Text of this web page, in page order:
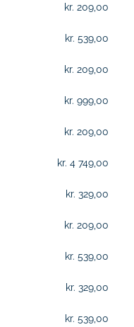
kr. 209,00
kr. 539,00
kr. 209,00
kr. 999,00
kr. 209,00
kr. 4 749,00
kr. 329,00
kr. 209,00
kr. 539,00
kr. 329,00
kr. 539,00